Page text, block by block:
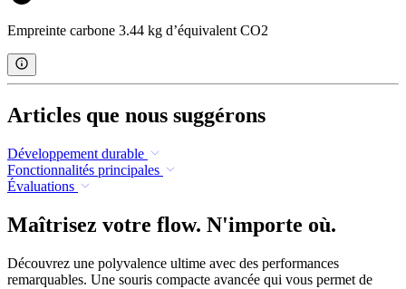
Empreinte carbone 3.44 kg d’équivalent CO2
Articles que nous suggérons
Développement durable
Fonctionnalités principales
Évaluations
Maîtrisez votre flow. N'importe où.
Découvrez une polyvalence ultime avec des performances
remarquables. Une souris compacte avancée qui vous permet de